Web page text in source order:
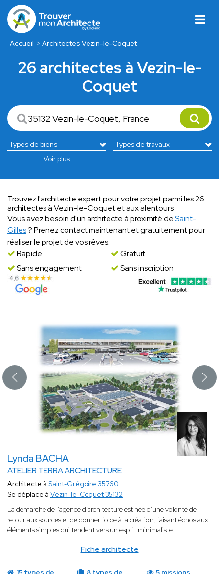
Accueil Architectes Vezin-le-Coquet
26 architectes à Vezin-le-
Coquet
Voir plus
Trouvez l'architecte expert pour votre projet parmi les 26
architectes à Vezin-le-Coquet et aux alentours
Vous avez besoin d'un architecte à proximité deSaint-
Gilles? Prenez contact maintenant et gratuitement pour
réaliser le projet de vos rêves.
Rapide
Gratuit
Sans engagement
Sans inscription
Lynda BACHA
ATELIER TERRA ARCHITECTURE
Fiche architecte
Architecte à Saint-Grégoire 35760
Se déplace à Vezin-le-Coquet 35132
La démarche de l’agence d’architecture est née d’une volonté de
retour aux sources et de donner force à la création, faisant échos aux
éléments simples qui tendent vers un esprit minimaliste.